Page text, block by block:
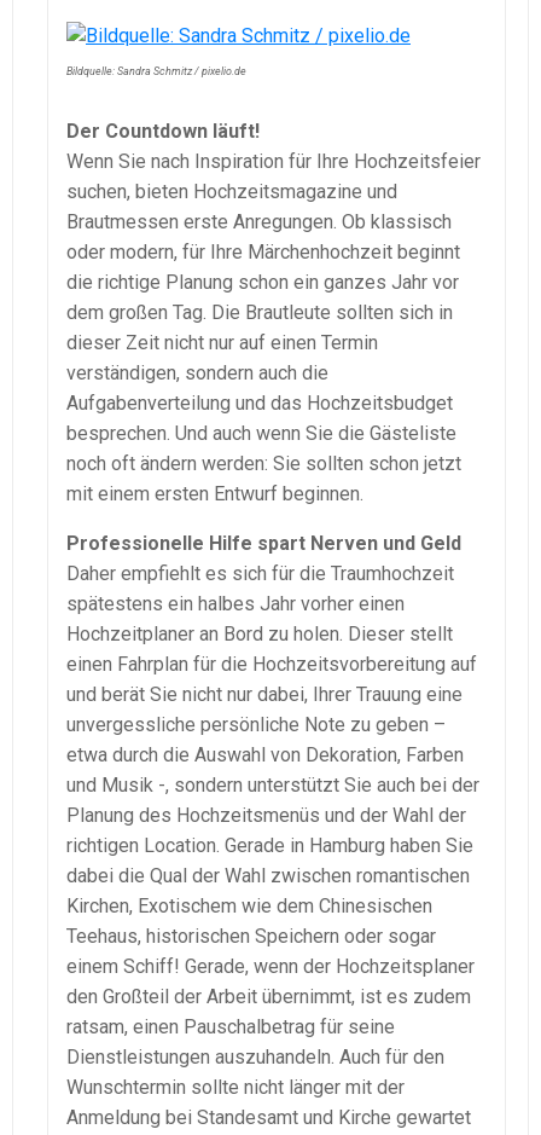
Bildquelle: Sandra Schmitz / pixelio.de
Der Countdown läuft!
Wenn Sie nach Inspiration für Ihre Hochzeitsfeier
suchen, bieten Hochzeitsmagazine und
Brautmessen erste Anregungen. Ob klassisch
oder modern, für Ihre Märchenhochzeit beginnt
die richtige Planung schon ein ganzes Jahr vor
dem großen Tag. Die Brautleute sollten sich in
dieser Zeit nicht nur auf einen Termin
verständigen, sondern auch die
Aufgabenverteilung und das Hochzeitsbudget
besprechen. Und auch wenn Sie die Gästeliste
noch oft ändern werden: Sie sollten schon jetzt
mit einem ersten Entwurf beginnen.
Professionelle Hilfe spart Nerven und Geld
Daher empfiehlt es sich für die Traumhochzeit
spätestens ein halbes Jahr vorher einen
Hochzeitplaner an Bord zu holen. Dieser stellt
einen Fahrplan für die Hochzeitsvorbereitung auf
und berät Sie nicht nur dabei, Ihrer Trauung eine
unvergessliche persönliche Note zu geben –
etwa durch die Auswahl von Dekoration, Farben
und Musik -, sondern unterstützt Sie auch bei der
Planung des Hochzeitsmenüs und der Wahl der
richtigen Location. Gerade in Hamburg haben Sie
dabei die Qual der Wahl zwischen romantischen
Kirchen, Exotischem wie dem Chinesischen
Teehaus, historischen Speichern oder sogar
einem Schiff! Gerade, wenn der Hochzeitsplaner
den Großteil der Arbeit übernimmt, ist es zudem
ratsam, einen Pauschalbetrag für seine
Dienstleistungen auszuhandeln. Auch für den
Wunschtermin sollte nicht länger mit der
Anmeldung bei Standesamt und Kirche gewartet